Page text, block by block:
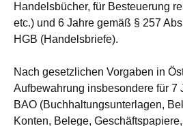
Handelsbücher, für Besteuerung
etc.) und 6 Jahre gemäß § 257
HGB (Handelsbriefe).
Nach gesetzlichen Vorgaben in
Aufbewahrung insbesondere für 7
BAO (Buchhaltungsunterlagen,
Konten, Belege,